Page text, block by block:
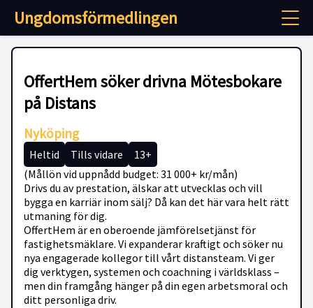
Ungdomsförmedlingen
OffertHem söker drivna Mötesbokare
på Distans
Nyköping
Heltid Tills vidare
13+
(Mållön vid uppnådd budget: 31 000+ kr/mån)
Drivs du av prestation, älskar att utvecklas och vill
bygga en karriär inom sälj? Då kan det här vara helt rätt
utmaning för dig.
OffertHem är en oberoende jämförelsetjänst för
fastighetsmäklare. Vi expanderar kraftigt och söker nu
nya engagerade kollegor till vårt distansteam. Vi ger
dig verktygen, systemen och coachning i världsklass –
men din framgång hänger på din egen arbetsmoral och
ditt personliga driv.